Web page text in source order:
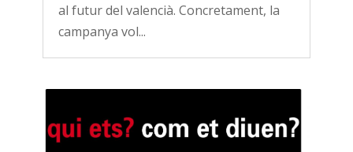
al futur del valencià. Concretament, la
campanya vol...